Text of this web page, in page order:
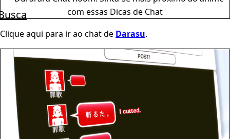
Clique aqui para ir ao chat de Darasu.